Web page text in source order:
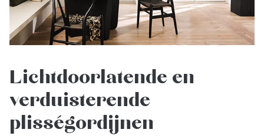
Lichtdoorlatende en
verduisterende
plisségordijnen